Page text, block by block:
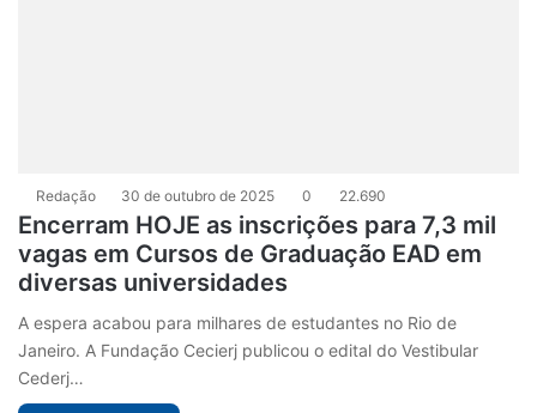
Redação 30 de outubro de 2025 0 22.690
Encerram HOJE as inscrições para 7,3 mil
vagas em Cursos de Graduação EAD em
diversas universidades
A espera acabou para milhares de estudantes no Rio de
Janeiro. A Fundação Cecierj publicou o edital do Vestibular
Cederj…